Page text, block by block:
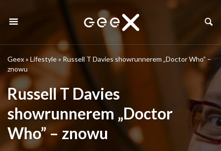
Geex» Lifestyle» Russell T Davies showrunnerem „Doctor Who” –
znowu
Russell T Davies
showrunnerem „Doctor
Who” – znowu